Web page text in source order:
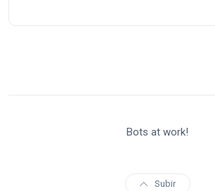
Bots at work!
Subir